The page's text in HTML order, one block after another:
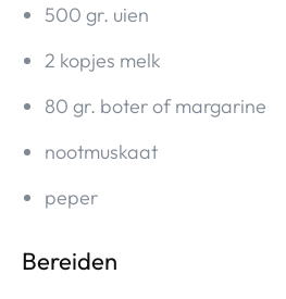
500 gr. uien
2 kopjes melk
80 gr. boter of margarine
nootmuskaat
peper
Bereiden